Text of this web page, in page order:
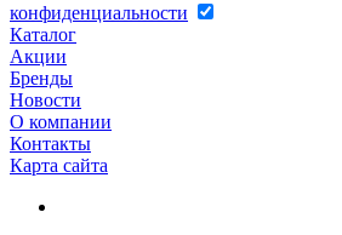
конфиденциальности
Каталог
Акции
Бренды
Новости
О компании
Контакты
Карта сайта